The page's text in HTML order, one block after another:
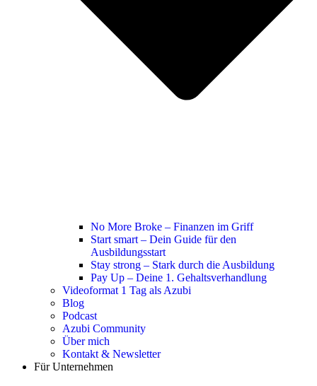
No More Broke – Finanzen im Griff
Start smart – Dein Guide für den
Ausbildungsstart
Stay strong – Stark durch die Ausbildung
Pay Up – Deine 1. Gehaltsverhandlung
Videoformat 1 Tag als Azubi
Blog
Podcast
Azubi Community
Über mich
Kontakt & Newsletter
Für Unternehmen